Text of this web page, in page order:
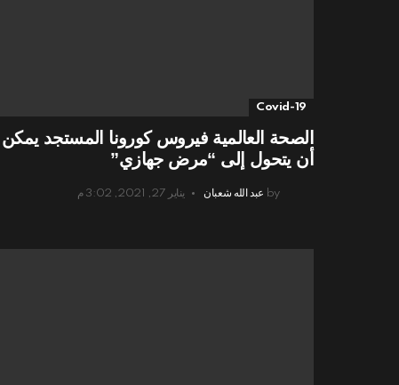
Covid-19
الصحة العالمية فيروس كورونا المستجد يمكن
أن يتحول إلى “مرض جهازي”
by عبد الله شعبان يناير 27, 2021, 3:02 م